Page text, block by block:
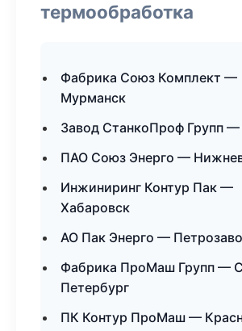
термообработка
Фабрика Союз Комплект —
Мурманск
Завод СтанкоПроф Групп —
ПАО Союз Энерго —
Инжиниринг Контур Пак —
Хабаровск
АО Пак Энерго —
Фабрика ПроМаш Групп —
Петербург
ПК Контур ПроМаш —